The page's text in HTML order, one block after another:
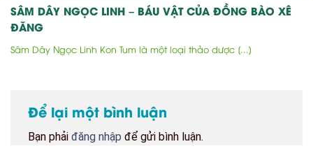
SÂM DÂY NGỌC LINH – BÁU VẬT CỦA ĐỒNG BÀO XÊ
ĐĂNG
Sâm Dây Ngọc Linh Kon Tum là một loại thảo dược [...]
Để lại một bình luận
Bạn phải đăng nhập để gửi bình luận.